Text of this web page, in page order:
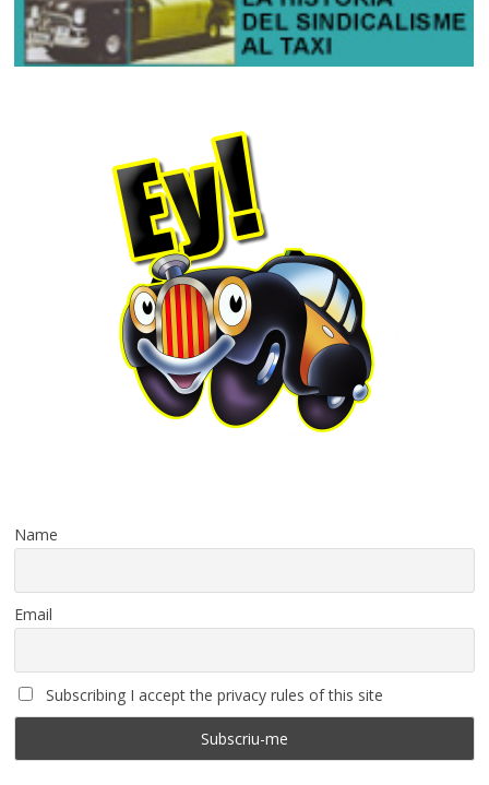
Name
Email
Subscribing I accept the privacy rules of this site